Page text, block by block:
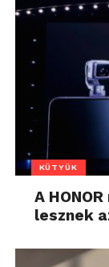
KÜTYÜK
A
lesznek